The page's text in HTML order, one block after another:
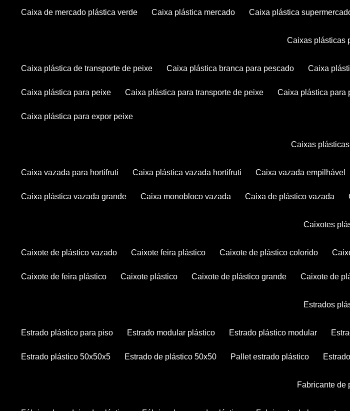
caixa de mercado plástica verde caixa plástica mercado caixa plástica
caixas plásticas
caixa plástica de transporte de peixe caixa plástica branca para pescado caixa
caixa plástica para peixe caixa plástica para transporte de peixe caixa plástica para
caixa plástica para expor peixe
caixas
caixa vazada para hortifruti caixa plástica vazada hortifruti caixa vazada empilhável
caixa plástica vazada grande caixa monobloco vazada caixa de plástico vazada
caixotes
caixote de plástico vazado caixote feira plástico caixote de plástico colorido
caixote de feira plástico caixote plástico caixote de plástico grande caixote de
estrados
estrado plástico para piso estrado modular plástico estrado plástico modular
estrado plástico 50x50x5 estrado de plástico 50x50 pallet estrado plástico
fabricante de